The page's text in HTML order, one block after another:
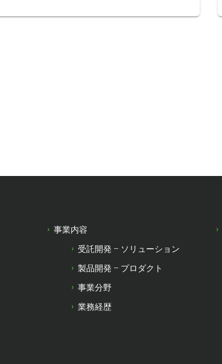
事業内容
受託開発 – ソリューション
製品開発 – プロダクト
事業分野
業務経歴